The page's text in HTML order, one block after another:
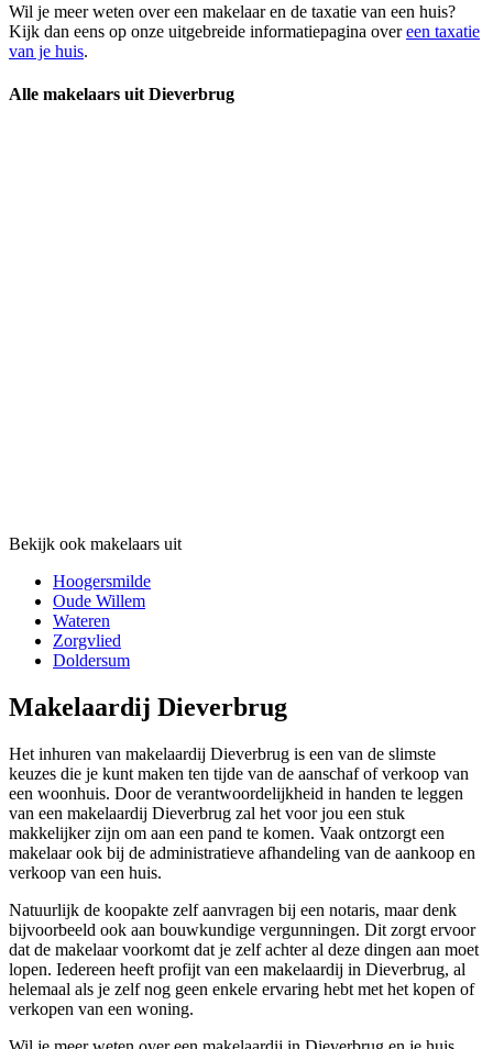
Wil je meer weten over een makelaar en de taxatie van een huis?
Kijk dan eens op onze uitgebreide informatiepagina overeen taxatie
van je huis.
Alle makelaars uit Dieverbrug
Bekijk ook makelaars uit
Hoogersmilde
Oude Willem
Wateren
Zorgvlied
Doldersum
Makelaardij Dieverbrug
Het inhuren van makelaardij Dieverbrug is een van de slimste
keuzes die je kunt maken ten tijde van de aanschaf of verkoop van
een woonhuis. Door de verantwoordelijkheid in handen te leggen
van een makelaardij Dieverbrug zal het voor jou een stuk
makkelijker zijn om aan een pand te komen. Vaak ontzorgt een
makelaar ook bij de administratieve afhandeling van de aankoop en
verkoop van een huis.
Natuurlijk de koopakte zelf aanvragen bij een notaris, maar denk
bijvoorbeeld ook aan bouwkundige vergunningen. Dit zorgt ervoor
dat de makelaar voorkomt dat je zelf achter al deze dingen aan moet
lopen. Iedereen heeft profijt van een makelaardij in Dieverbrug, al
helemaal als je zelf nog geen enkele ervaring hebt met het kopen of
verkopen van een woning.